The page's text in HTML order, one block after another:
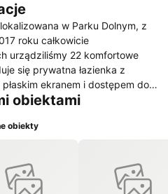
w Parku Dolnym, z
roku całkowicie
urządziliśmy 22 komfortowe
się prywatna łazienka z
ekranem i dostępem do
też kuchenka mikrofalowa,
parkingowe dla aut
obiekcie - Hotelu Batory *** -
metrów.
obiektami
obiekty